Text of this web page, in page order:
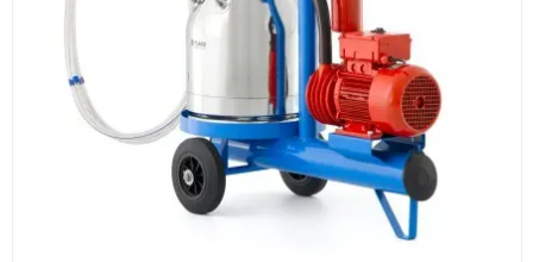
Счёт и оплата
Согласовываем условия, готовим счёт, договор
или спецификацию и принимаем оплату по
реквизитам.